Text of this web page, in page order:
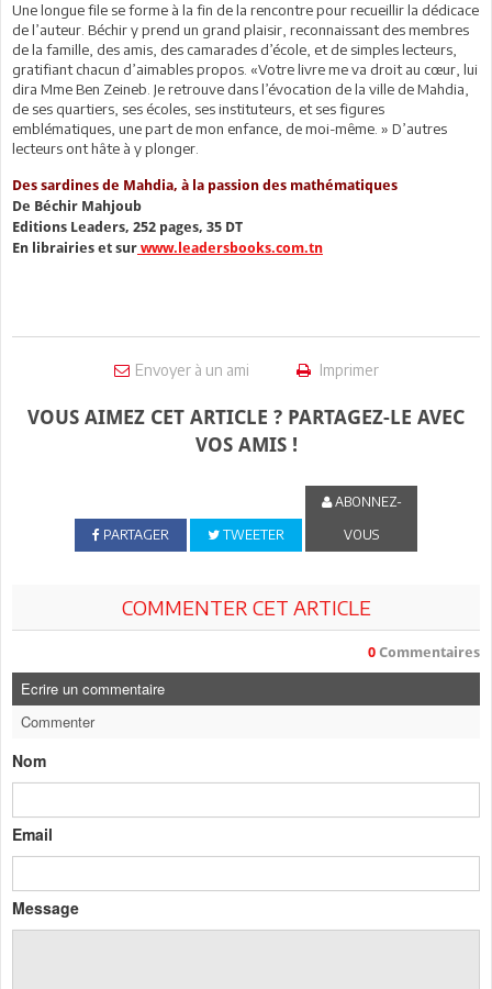
Une longue file se forme à la fin de la rencontre pour recueillir la dédicace
de l’auteur. Béchir y prend un grand plaisir, reconnaissant des membres
de la famille, des amis, des camarades d’école, et de simples lecteurs,
gratifiant chacun d’aimables propos. «Votre livre me va droit au cœur, lui
dira Mme Ben Zeineb. Je retrouve dans l’évocation de la ville de Mahdia,
de ses quartiers, ses écoles, ses instituteurs, et ses figures
emblématiques, une part de mon enfance, de moi-même. » D’autres
lecteurs ont hâte à y plonger.
Des sardines de Mahdia, à la passion des mathématiques
De Béchir Mahjoub
Editions Leaders, 252 pages, 35 DT
En librairies et sur www.leadersbooks.com.tn
Envoyer à un ami Imprimer
VOUS AIMEZ CET ARTICLE ? PARTAGEZ-LE AVEC
VOS AMIS !
PARTAGER TWEETER
ABONNEZ-
VOUS
COMMENTER CET ARTICLE
0 Commentaires
Ecrire un commentaire
Commenter
Nom
Email
Message